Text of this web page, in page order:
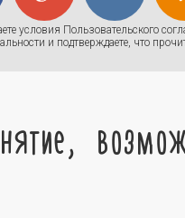
условия Пользовательского
и подтверждаете, что